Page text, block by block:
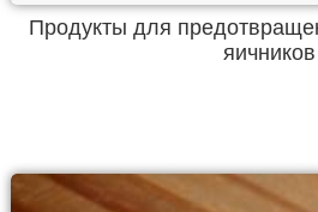
Продукты для
яичников